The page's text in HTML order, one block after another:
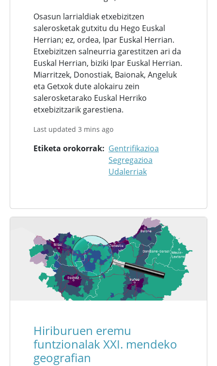
Osasun larrialdiak etxebizitzen
salerosketak gutxitu du Hego Euskal
Herrian; ez, ordea, Ipar Euskal Herrian.
Etxebizitzen salneurria garestitzen ari da
Euskal Herrian, biziki Ipar Euskal Herrian.
Miarritzek, Donostiak, Baionak, Angeluk
eta Getxok dute alokairu zein
salerosketarako Euskal Herriko
etxebizitzarik garestiena.
Last updated 3 mins ago
Etiketa orokorrak
Gentrifikazioa
Segregazioa
Udalerriak
Hiriburuen eremu
funtzionalak XXI. mendeko
geografian